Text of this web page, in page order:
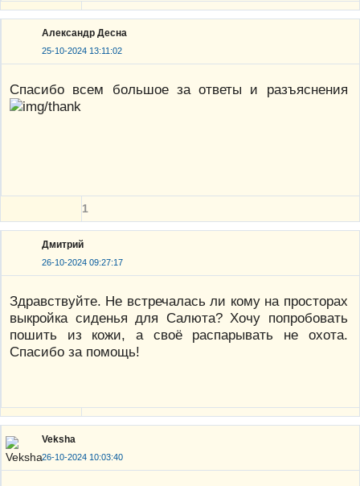
Александр Десна
25-10-2024 13:11:02
Спасибо всем большое за ответы и разъяснения
1
Дмитрий
26-10-2024 09:27:17
Здравствуйте. Не встречалась ли кому на просторах
выкройка сиденья для Салюта? Хочу попробовать
пошить из кожи, а своё распарывать не охота.
Спасибо за помощь!
Veksha
26-10-2024 10:03:40